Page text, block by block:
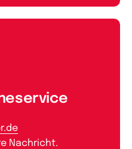
Nachricht.